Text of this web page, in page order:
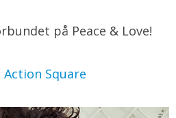
på Peace & Love!
Square